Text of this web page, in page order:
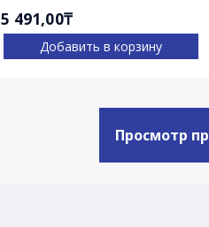
5 491,00₸
Добавить в корзину
Просмотр